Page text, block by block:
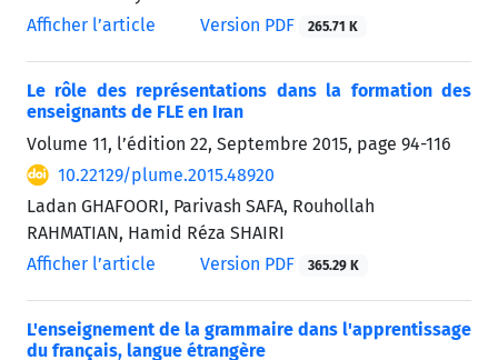
Afficher l’article
Version PDF 265.71 K
Le rôle des représentations dans la formation des
enseignants de FLE en Iran
Volume 11, l’édition 22, Septembre 2015, page 94-116
10.22129/plume.2015.48920
Ladan GHAFOORI, Parivash SAFA, Rouhollah
RAHMATIAN, Hamid Réza SHAIRI
Afficher l’article
Version PDF 365.29 K
L'enseignement de la grammaire dans l'apprentissage
du français, langue étrangère